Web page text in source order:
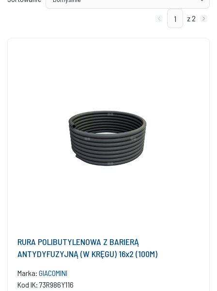
z 2
RURA POLIBUTYLENOWA Z BARIERĄ
ANTYDYFUZYJNĄ (W KRĘGU) 16x2 (100M)
Marka: GIACOMINI
Kod IK: 73R986Y116